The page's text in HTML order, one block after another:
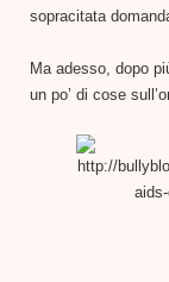
sopracitata
Ma adesso, dopo
un po’ di cose